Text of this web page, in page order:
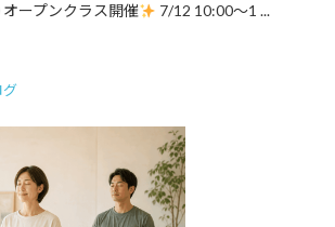
ープンクラス開催 7/12 10:00〜1 ...
グ